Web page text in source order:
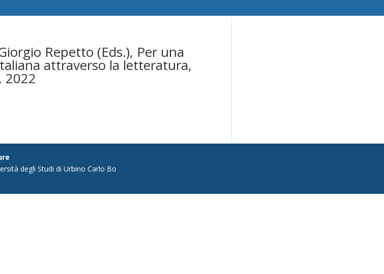
Repetto (Eds.), Per una
attraverso la letteratura,
2022
degli Studi di Urbino Carlo Bo